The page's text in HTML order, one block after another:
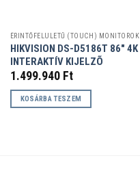
ÉRINTŐFELÜLETŰ (TOUCH) MONITOROK
HIKVISION DS-D5186T 86″ 4K
INTERAKTÍV KIJELZÕ
1.499.940 Ft
KOSÁRBA TESZEM